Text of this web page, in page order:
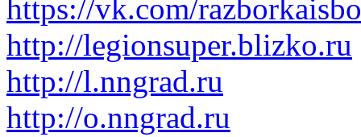
https://vk.com/
http://legionsuper.blizko.ru
http://l.nngrad.ru
http://o.nngrad.ru